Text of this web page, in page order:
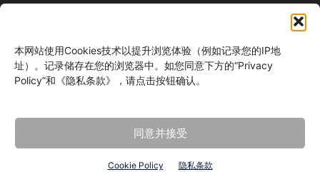
本网站使用Cookies技术以提升浏览体验（例如记录您的IP地
址）。记录储存在您的浏览器中。如您同意下方的“Privacy
Policy”和《隐私条款》，请点击按钮确认。
同意并接受
Cookie Policy 隐私条款
关注我们
©